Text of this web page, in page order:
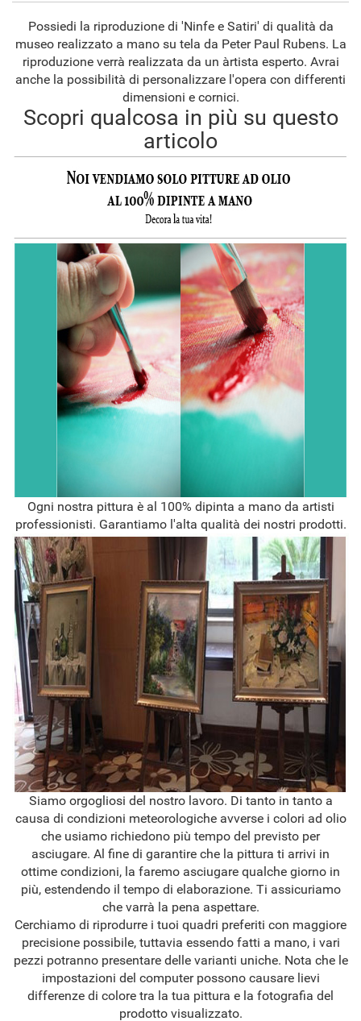
Possiedi la riproduzione di 'Ninfe e Satiri' di qualità da
museo realizzato a mano su tela da Peter Paul Rubens. La
riproduzione verrà realizzata da un àrtista esperto. Avrai
anche la possibilità di personalizzare l'opera con differenti
dimensioni e cornici.
Scopri qualcosa in più su questo
articolo
Ogni nostra pittura è al 100% dipinta a mano da artisti
professionisti. Garantiamo l'alta qualità dei nostri prodotti.
Siamo orgogliosi del nostro lavoro. Di tanto in tanto a
causa di condizioni meteorologiche avverse i colori ad olio
che usiamo richiedono più tempo del previsto per
asciugare. Al fine di garantire che la pittura ti arrivi in
ottime condizioni, la faremo asciugare qualche giorno in
più, estendendo il tempo di elaborazione. Ti assicuriamo
che varrà la pena aspettare.
Cerchiamo di riprodurre i tuoi quadri preferiti con maggiore
precisione possibile, tuttavia essendo fatti a mano, i vari
pezzi potranno presentare delle varianti uniche. Nota che le
impostazioni del computer possono causare lievi
differenze di colore tra la tua pittura e la fotografia del
prodotto visualizzato.